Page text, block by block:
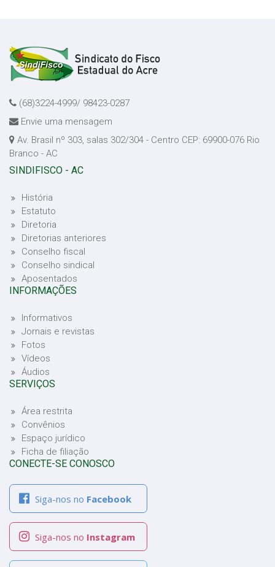
(68)3224-4999/ 98423-0287
Envie uma mensagem
Av. Brasil nº 303, salas 302/304 - Centro CEP: 69900-076 Rio
Branco - AC
SINDIFISCO - AC
História
Estatuto
Diretoria
Diretorias anteriores
Conselho fiscal
Conselho sindical
Aposentados
INFORMAÇÕES
Informativos
Jornais e revistas
Fotos
Vídeos
Áudios
SERVIÇOS
Área restrita
Convênios
Espaço jurídico
Ficha de filiação
CONECTE-SE CONOSCO
Siga-nos no Facebook
Siga-nos no Instagram